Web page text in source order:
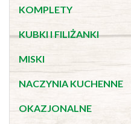
KOMPLETY
KUBKI I FILIŻANKI
MISKI
NACZYNIA KUCHENNE
OKAZJONALNE